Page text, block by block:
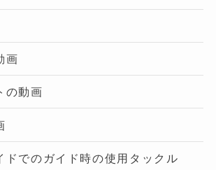
画
の動画
ドでのガイド時の使用タックル